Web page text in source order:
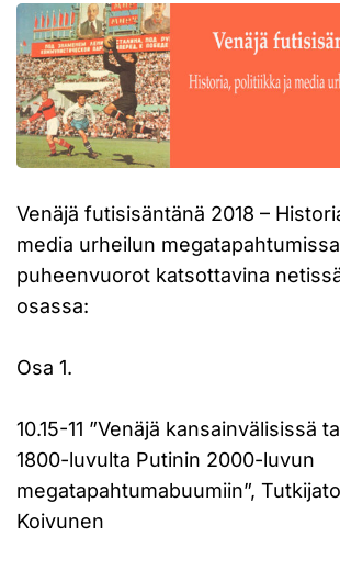
Venäjä futisisäntänä 2018 –
media urheilun
puheenvuorot katsottavina
osassa:
Osa 1.
10.15-11 ”Venäjä kansainvälisissä
1800-luvulta Putinin 2000-luvun
megatapahtumabuumiin”,
Koivunen